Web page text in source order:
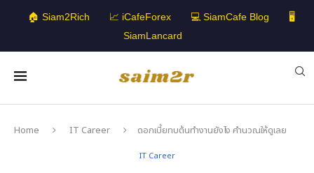
🏠 Siam2Rich 📈 iCafeForex 💻 SiamCafe Blog
🖥️
SiamLancard
Home IT Career ดอกเบี้ยทบต้นทำงานยังไง คำนวณให้ดูเลย
IT Career